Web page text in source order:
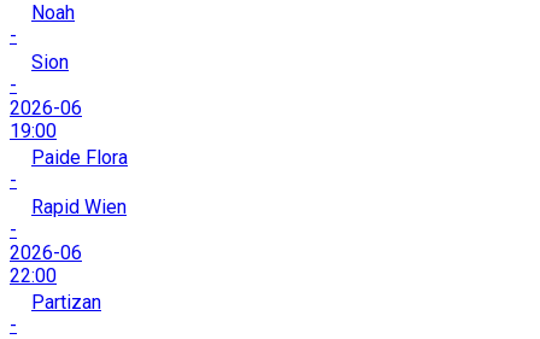
Noah
-
Sion
-
2026-06
19:00
Paide Flora
-
Rapid Wien
-
2026-06
22:00
Partizan
-